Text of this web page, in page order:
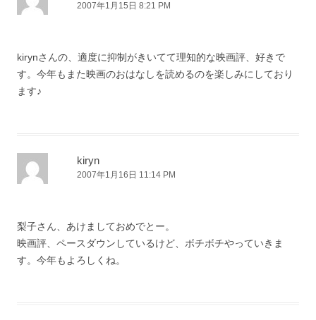
シ
2007年1月15日 8:21 PM
kirynさんの、適度に抑制がきいてて理知的な映画評、好きで
す。今年もまた映画のおはなしを読めるのを楽しみにしており
ます♪
kiryn
2007年1月16日 11:14 PM
梨子さん、あけましておめでとー。
映画評、ペースダウンしているけど、ボチボチやっていきま
す。今年もよろしくね。